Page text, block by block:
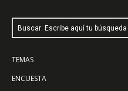
Buscar: Escribe aquí tu búsqueda
TEMAS
ENCUESTA